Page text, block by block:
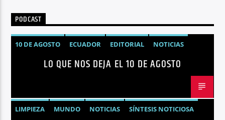
PODCAST
10 DE AGOSTO ECUADOR EDITORIAL NOTICIAS
LO QUE NOS DEJA EL 10 DE AGOSTO
LIMPIEZA MUNDO NOTICIAS
SÍNTESIS NOTICIOSA